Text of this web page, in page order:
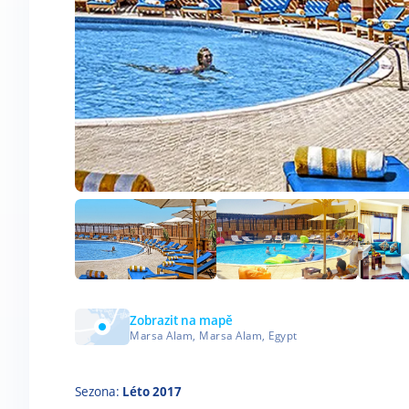
Zobrazit na mapě
Marsa Alam, Marsa Alam, Egypt
Sezona: Léto 2017